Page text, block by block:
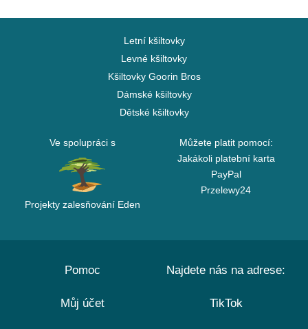
Letní kšiltovky
Levné kšiltovky
Kšiltovky Goorin Bros
Dámské kšiltovky
Dětské kšiltovky
Ve spolupráci s
Projekty zalesňování Eden
Můžete platit pomocí:
Jakákoli platební karta
PayPal
Przelewy24
Pomoc
Můj účet
Najdete nás na adrese:
TikTok